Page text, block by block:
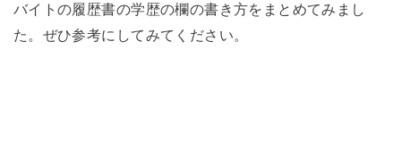
バイトの履歴書の学歴の欄の書き方をまとめてみまし
た。ぜひ参考にしてみてください。